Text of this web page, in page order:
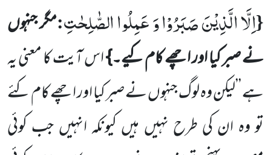
{اِلَّا الَّذِیْنَ صَبَرُوْا وَ عَمِلُوا الصّٰلِحٰتِ:مگر جنہوں
نے صبر کیا اور اچھے کام کیے۔}اس آیت کا معنی یہ
ہے ’’لیکن وہ لوگ جنہوں نے صبر کیا اور اچھے کام کئے
تو وہ ان کی طرح نہیں ہیں کیونکہ انہیں جب کوئی